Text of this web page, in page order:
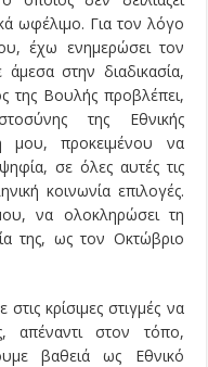
ωφέλιμο. Για τον λόγο
έχω ενημερώσει τον
στην διαδικασία,
της Βουλής προβλέπει,
της Εθνικής
μου, προκειμένου να
σε όλες αυτές τις
κοινωνία επιλογές.
να ολοκληρώσει τη
της, ως τον Οκτώβριο
κρίσιμες στιγμές να
απέναντι στον τόπο,
βαθειά ως Εθνικό